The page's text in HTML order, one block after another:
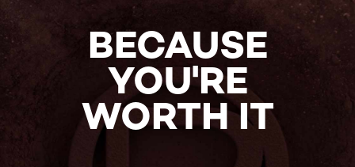
BECAUSE
YOU'RE
WORTH IT